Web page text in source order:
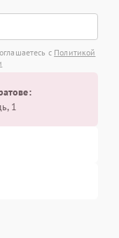
с Политикой
1